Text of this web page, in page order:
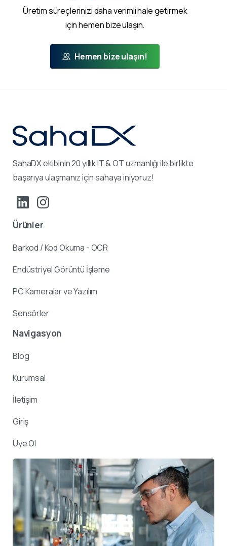
Üretim süreçlerinizi daha verimli hale getirmek
için hemen bize ulaşın.
Hemen bize ulaşın!
SahaDX ekibinin 20 yıllık IT & OT uzmanlığı ile birlikte
başarıya ulaşmanız için sahaya iniyoruz!
Ürünler
Barkod / Kod Okuma - OCR
Endüstriyel Görüntü İşleme
PC Kameralar ve Yazılım
Sensörler
Navigasyon
Blog
Kurumsal
İletişim
Giriş
Üye Ol
Destek ekibimiz sorularınızı